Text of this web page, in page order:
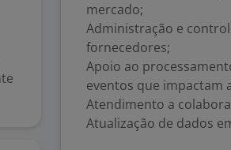
mercado;
Administração e
fornecedores;
Apoio ao
eventos que impactam
Atendimento a
Atualização de dados